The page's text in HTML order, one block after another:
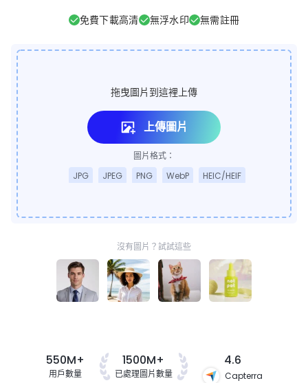
免費下載高清 無浮水印 無需註冊
拖曳圖片到這裡上傳
上傳圖片
圖片格式：
JPG
JPEG PNG WebP HEIC/HEIF
沒有圖片？試試這些
550M+
用戶數量
1500M+
已處理圖片數量
4.6
Capterra